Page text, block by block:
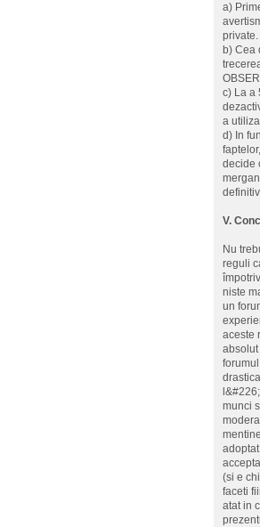
a)
private.
b) Cea
c) La a
a
d) In
decide
V.
Nu
reguli
niste
un
aceste
munci
(si e
faceti
atat in